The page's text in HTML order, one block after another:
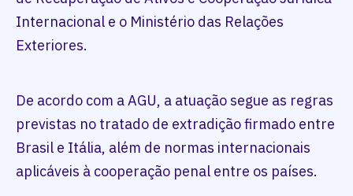
Internacional e o Ministério das Relações
Exteriores.
De acordo com a AGU, a atuação segue as regras
previstas no tratado de extradição firmado entre
Brasil e Itália, além de normas internacionais
aplicáveis à cooperação penal entre os países.